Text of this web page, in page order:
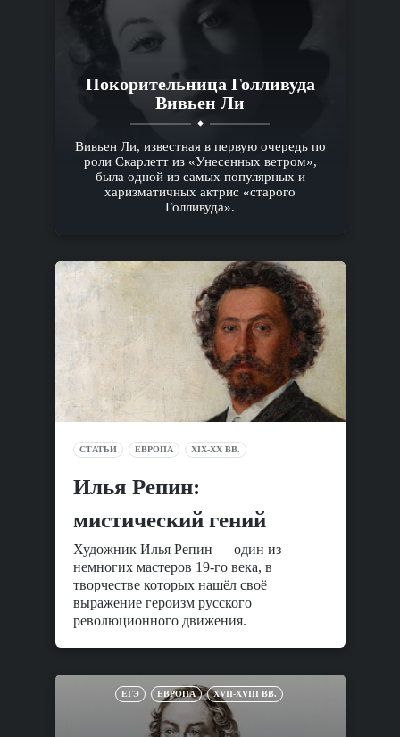
Покорительница Голливуда
Вивьен Ли
Вивьен Ли, известная в первую очередь по
роли Скарлетт из «Унесенных ветром»,
была одной из самых популярных и
харизматичных актрис «старого
Голливуда».
СТАТЬИ ЕВРОПА XIX-XX ВВ.
Илья Репин:
мистический гений
Художник Илья Репин — один из
немногих мастеров 19-го века, в
творчестве которых нашёл своё
выражение героизм русского
революционного движения.
ЕГЭ ЕВРОПА XVII-XVIII ВВ.